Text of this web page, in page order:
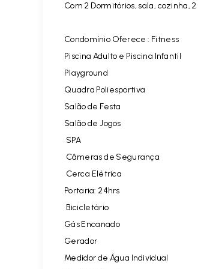
Com 2 Dormitórios, sala, cozinha,
Condomínio Oferece : Fitness
Piscina Adulto e Piscina Infantil
Playground
Quadra Poliesportiva
Salão de Festa
Salão de Jogos
SPA
Câmeras de Segurança
Cerca Elétrica
Portaria: 24hrs
Bicicletário
Gás Encanado
Gerador
Medidor de Água Individual